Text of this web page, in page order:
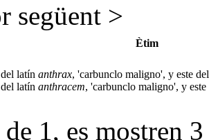
següent >
Ètim
latín anthrax, 'carbunclo maligno', y este
latín anthracem, 'carbunclo maligno', y
1, es mostren